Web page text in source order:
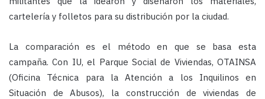
cartelería y folletos para su distribución por la ciudad.
La comparación es el método en que se basa esta
campaña. Con IU, el Parque Social de Viviendas, OTAINSA
(Oficina Técnica para la Atención a los Inquilinos en
Situación de Abusos), la construcción de viviendas de